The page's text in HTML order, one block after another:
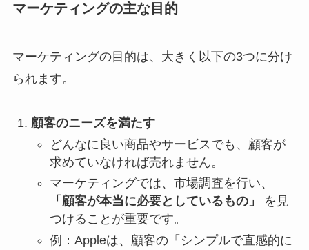
マーケティングの主な目的
マーケティングの目的は、大きく以下の3つに分け
られます。
顧客のニーズを満たす
どんなに良い商品やサービスでも、顧客が
求めていなければ売れません。
マーケティングでは、市場調査を行い、
「顧客が本当に必要としているもの」
を見
つけることが重要です。
例：Appleは、顧客の「シンプルで直感的に